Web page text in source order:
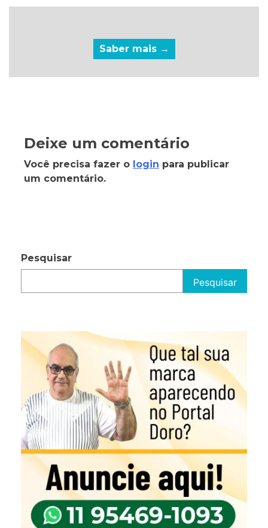
Saber mais →
Deixe um comentário
Você precisa fazer o login para publicar
um comentário.
Pesquisar
Pesquisar